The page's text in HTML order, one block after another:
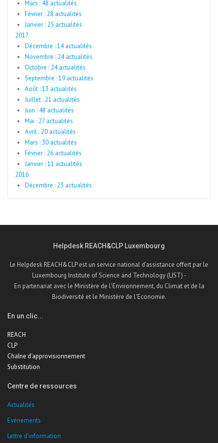
Mars : 48 actualités
Février : 28 actualités
Janvier : 25 actualités
2017
Décembre : 14 actualités
Novembre : 24 actualités
Octobre : 24 actualités
Septembre : 19 actualités
Août : 13 actualités
Juillet : 21 actualités
Juin : 48 actualités
Mai : 27 actualités
Avril : 20 actualités
Mars : 30 actualités
Février : 26 actualités
Janvier : 11 actualités
2016
Décembre : 23 actualités
Helpdesk REACH&CLP Luxembourg
Le Helpdesk REACH&CLP est un service national d'assistance offert par le
Luxembourg Institute of Science and Technology (LIST) -
En partenariat avec le Ministère de l'Environnement, du Climat et de la
Biodiversité et le Ministère de l'Economie.
En un clic...
REACH
CLP
Chaîne d'approvisionnement
Substitution
Centre de ressources
Actualités
Evénements
Lettre d'information